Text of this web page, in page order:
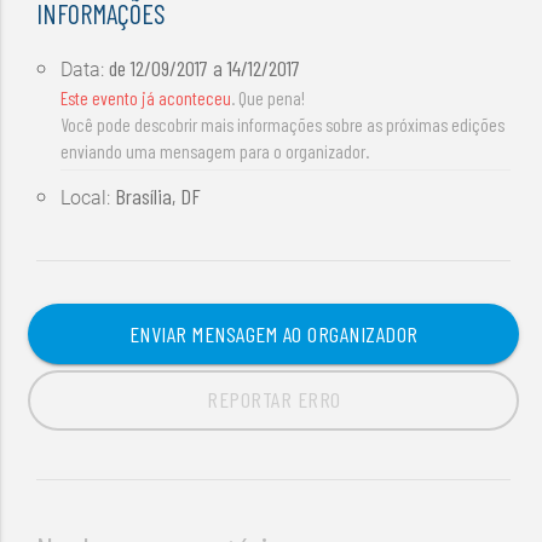
INFORMAÇÕES
Data:de12/09/2017 a14/12/2017
Este evento já aconteceu. Que pena!
Você pode descobrir mais informações sobre as próximas edições
enviando uma mensagem para o organizador.
Local: Brasília, DF
ENVIAR MENSAGEM AO ORGANIZADOR
REPORTAR ERRO